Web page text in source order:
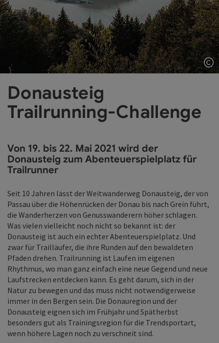
Donausteig
Trailrunning-Challenge
Von 19. bis 22. Mai 2021 wird der
Donausteig zum Abenteuerspielplatz für
Trailrunner
Seit 10 Jahren lässt der Weitwanderweg Donausteig, der von
Passau über die Höhenrücken der Donau bis nach Grein führt,
die Wanderherzen von Genusswanderern höher schlagen.
Was vielen vielleicht noch nicht so bekannt ist: der
Donausteig ist auch ein echter Abenteuerspielplatz. Und
zwar für Trailläufer, die ihre Runden auf den bewaldeten
Pfaden drehen. Trailrunning ist Laufen im eigenen
Rhythmus, wo man ganz einfach eine neue Gegend und neue
Laufstrecken entdecken kann. Es geht darum, sich in der
Natur zu bewegen und das muss nicht notwendigerweise
immer in den Bergen sein. Die Donauregion und der
Donausteig eignen sich im Frühjahr und Spätherbst
besonders gut als Trainingsregion für die Trendsportart,
wenn höhere Lagen noch zu verschneit sind.